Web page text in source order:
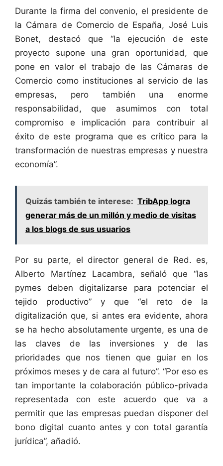
Durante la firma del convenio, el presidente de
la Cámara de Comercio de España, José Luis
Bonet, destacó que “la ejecución de este
proyecto supone una gran oportunidad, que
pone en valor el trabajo de las Cámaras de
Comercio como instituciones al servicio de las
empresas, pero también una enorme
responsabilidad, que asumimos con total
compromiso e implicación para contribuir al
éxito de este programa que es crítico para la
transformación de nuestras empresas y nuestra
economía”.
Quizás también te interese: TribApp logra
generar más de un millón y medio de visitas
a los blogs de sus usuarios
Por su parte, el director general de Red. es,
Alberto Martínez Lacambra, señaló que “las
pymes deben digitalizarse para potenciar el
tejido productivo” y que “el reto de la
digitalización que, si antes era evidente, ahora
se ha hecho absolutamente urgente, es una de
las claves de las inversiones y de las
prioridades que nos tienen que guiar en los
próximos meses y de cara al futuro”. “Por eso es
tan importante la colaboración público-privada
representada con este acuerdo que va a
permitir que las empresas puedan disponer del
bono digital cuanto antes y con total garantía
jurídica”, añadió.